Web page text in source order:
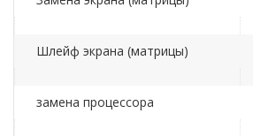
Шлейф экрана (матрицы)
замена процессора